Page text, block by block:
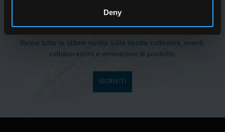
Deny
NEWSLETTER DEL CONCA
Ricevi tutte le ultime novità sulle nostre collezioni, eventi,
collaborazioni e innovazioni di prodotto.
ISCRIVITI